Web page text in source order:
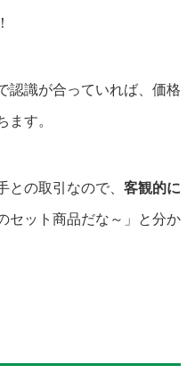
認識が合っていれば、価格
ます。
との取引なので、 客観的に
セット商品だな～」と分か